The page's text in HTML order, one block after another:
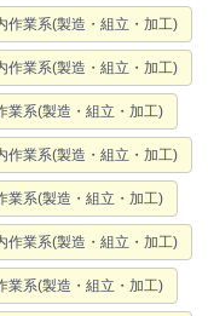
作業系(製造・組立・加工)
作業系(製造・組立・加工)
業系(製造・組立・加工)
作業系(製造・組立・加工)
業系(製造・組立・加工)
作業系(製造・組立・加工)
業系(製造・組立・加工)